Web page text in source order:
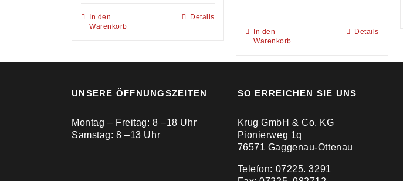
In den
Warenkorb
Details
In den
Warenkorb
Details
UNSERE ÖFFNUNGSZEITEN
Montag – Freitag: 8 –18 Uhr
Samstag: 8 –13 Uhr
SO ERREICHEN SIE UNS
Krug GmbH & Co. KG
Pionierweg 1q
76571 Gaggenau-Ottenau
Telefon: 07225. 3291